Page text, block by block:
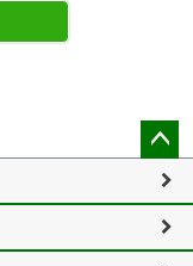
ペー
ップ
へ